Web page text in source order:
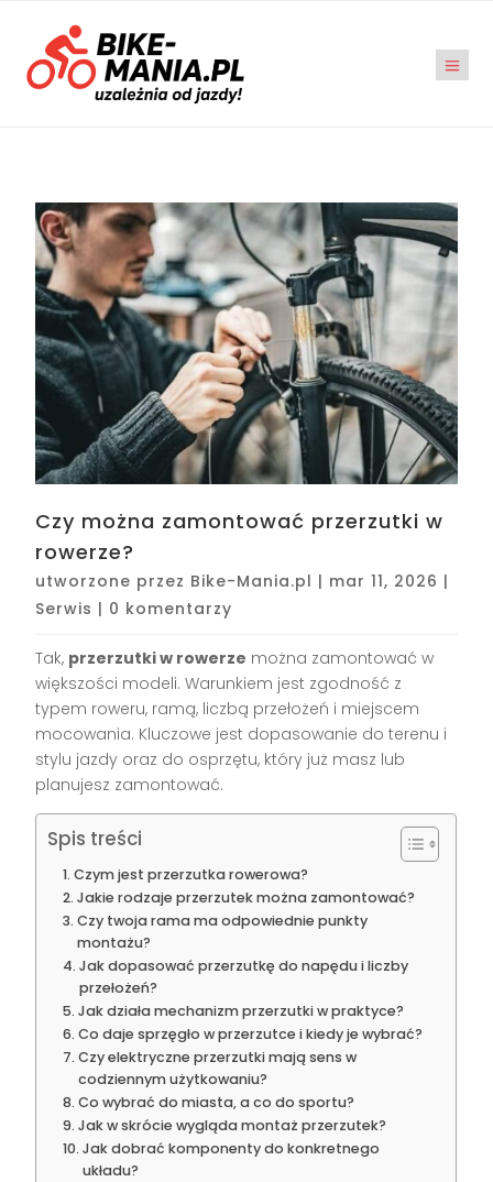
Czy można zamontować przerzutki w
rowerze?
utworzone przez Bike-Mania.pl | mar 11, 2026 |
Serwis | 0 komentarzy
Tak, przerzutki w rowerze można zamontować w
większości modeli. Warunkiem jest zgodność z
typem roweru, ramą, liczbą przełożeń i miejscem
mocowania. Kluczowe jest dopasowanie do terenu i
stylu jazdy oraz do osprzętu, który już masz lub
planujesz zamontować.
Spis treści
Czym jest przerzutka rowerowa?
Jakie rodzaje przerzutek można zamontować?
Czy twoja rama ma odpowiednie punkty
montażu?
Jak dopasować przerzutkę do napędu i liczby
przełożeń?
Jak działa mechanizm przerzutki w praktyce?
Co daje sprzęgło w przerzutce i kiedy je wybrać?
Czy elektryczne przerzutki mają sens w
codziennym użytkowaniu?
Co wybrać do miasta, a co do sportu?
Jak w skrócie wygląda montaż przerzutek?
Jak dobrać komponenty do konkretnego
układu?